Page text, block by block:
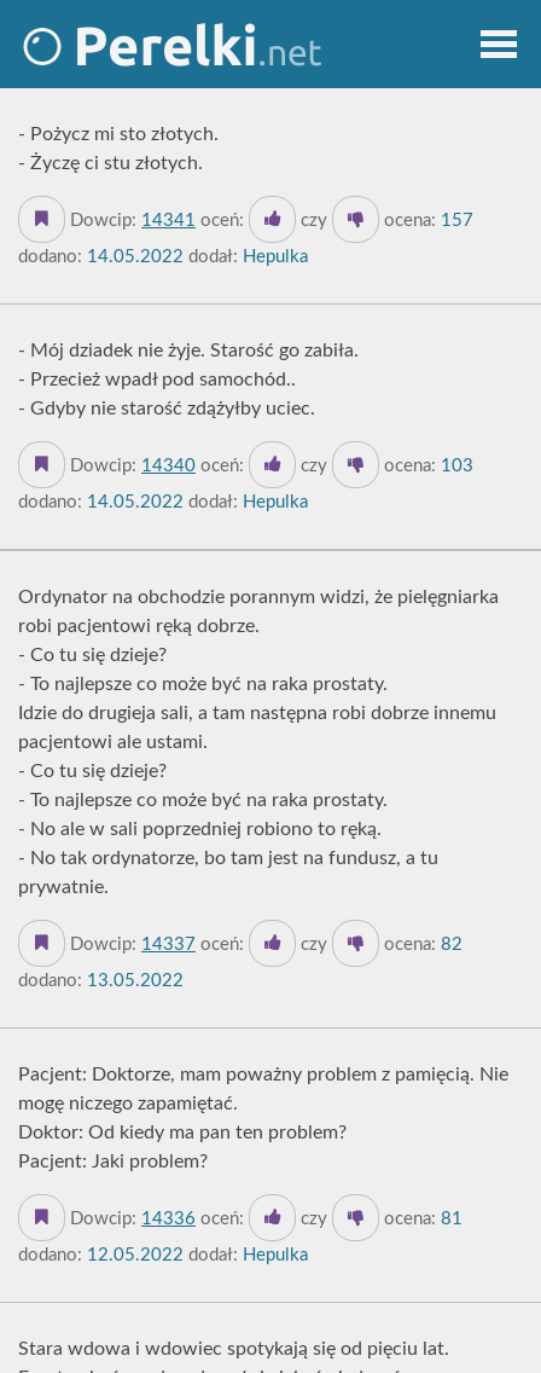
- Pożycz mi sto złotych.
- Życzę ci stu złotych.
Dowcip: 14341 oceń: czy ocena: 157
dodano: 14.05.2022 dodał: Hepulka
- Mój dziadek nie żyje. Starość go zabiła.
- Przecież wpadł pod samochód..
- Gdyby nie starość zdążyłby uciec.
Dowcip: 14340 oceń: czy ocena: 103
dodano: 14.05.2022 dodał: Hepulka
Ordynator na obchodzie porannym widzi, że pielęgniarka
robi pacjentowi ręką dobrze.
- Co tu się dzieje?
- To najlepsze co może być na raka prostaty.
Idzie do drugieja sali, a tam następna robi dobrze innemu
pacjentowi ale ustami.
- Co tu się dzieje?
- To najlepsze co może być na raka prostaty.
- No ale w sali poprzedniej robiono to ręką.
- No tak ordynatorze, bo tam jest na fundusz, a tu
prywatnie.
Dowcip: 14337 oceń: czy ocena: 82
dodano: 13.05.2022
Pacjent: Doktorze, mam poważny problem z pamięcią. Nie
mogę niczego zapamiętać.
Doktor: Od kiedy ma pan ten problem?
Pacjent: Jaki problem?
Dowcip: 14336 oceń: czy ocena: 81
dodano: 12.05.2022 dodał: Hepulka
Stara wdowa i wdowiec spotykają się od pięciu lat.